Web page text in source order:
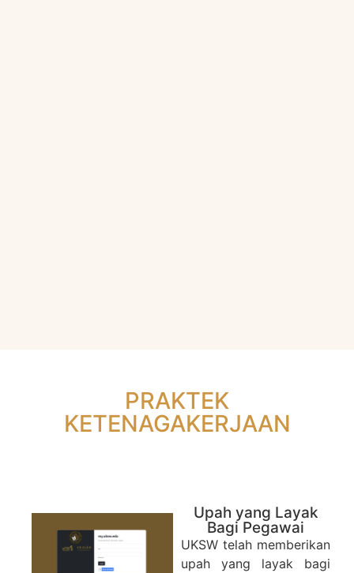
PRAKTEK
KETENAGAKERJAAN
Upah yang Layak
Bagi Pegawai
UKSW telah memberikan
upah yang layak bagi